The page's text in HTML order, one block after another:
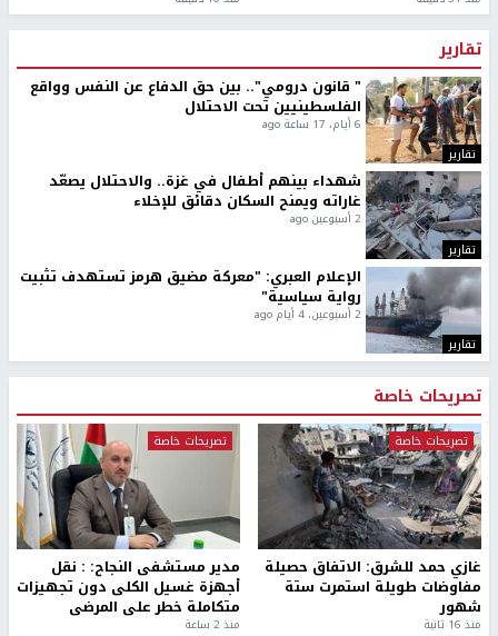
تقارير
تقارير
" قانون درومي".. بين حق الدفاع عن النفس وواقع
الفلسطينيين تحت الاحتلال
6 أيام، 17 ساعة ago
تقارير
شهداء بينهم أطفال في غزة.. والاحتلال يصعّد
غاراته ويمنح السكان دقائق للإخلاء
2 أسبوعين ago
تقارير
الإعلام العبري: "معركة مضيق هرمز تستهدف تثبيت
رواية سياسية"
2 أسبوعين، 4 أيام ago
تصريحات خاصة
تصريحات خاصة
غازي حمد للشرق: الاتفاق حصيلة
مفاوضات طويلة استمرت ستة
شهور
منذ 16 ثانية
تصريحات خاصة
مدير مستشفى النجاح: : نقل
أجهزة غسيل الكلى دون تجهيزات
متكاملة خطر على المرضى
منذ 2 ساعة